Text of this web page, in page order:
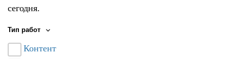
сегодня.
Тип работ
Контент